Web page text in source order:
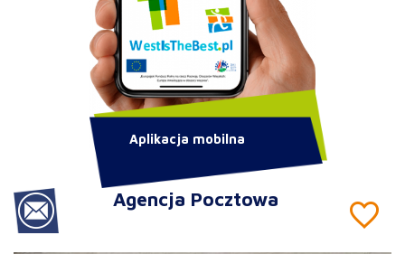
Agencja Pocztowa
Aplikacja mobilna